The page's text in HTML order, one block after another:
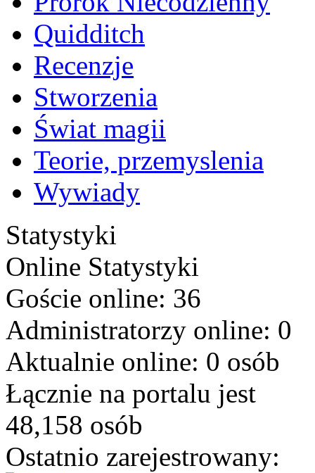
Quidditch
Recenzje
Stworzenia
Świat magii
Teorie, przemyslenia
Wywiady
Statystyki
Online Statystyki
Goście online: 36
Administratorzy online: 0
Aktualnie online: 0 osób
Łącznie na portalu jest
48,158 osób
Ostatnio zarejestrowany: